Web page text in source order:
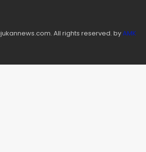
All rights reserved. byAMK